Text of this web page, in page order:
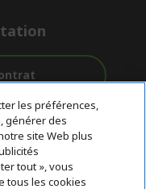
Avec 0%
D'intérêt
les préférences,
générer des
site Web plus
tout », vous
tous les cookies